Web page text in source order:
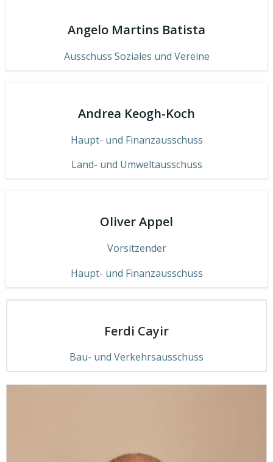
Angelo Martins Batista
Ausschuss Soziales und Vereine
Andrea Keogh-Koch
Haupt- und Finanzausschuss
Land- und Umweltausschuss
Oliver Appel
Vorsitzender
Haupt- und Finanzausschuss
Ferdi Cayir
Bau- und Verkehrsausschuss